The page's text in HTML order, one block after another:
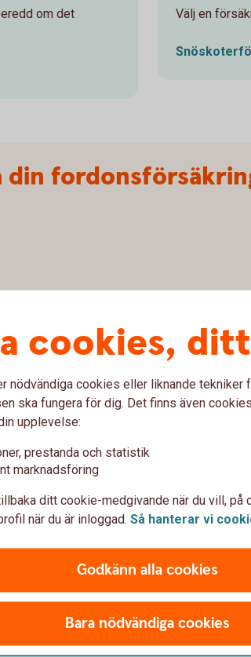
om det
Välj en
får du 20 % rabatt på försäkringen för
visas när du är inloggad i internetbank
du har försäkringen Villahem, Villa eller
Anmäl skada
cookies,
nödvändiga cookies eller liknande tekniker
ska fungera för dig. Det finns även
upplevelse:
prestanda och statistik
marknadsföring
ditt cookie-medgivande när du vill, på
när du är inloggad. Så hanterar vi
Godkänn alla cookies
Bara nödvändiga cookies